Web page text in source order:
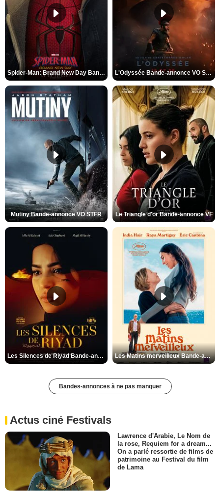
Spider-Man: Brand New Day Bande-annonce VO STFR L'Odyssée Bande-annonce VO STFR
Mutiny Bande-annonce VO STFR Le Triangle d'or Bande-annonce VF
Les Silences de Riyad Bande-annonce VO STFR Les Matins merveilleux Bande-annonce VF
Bandes-annonces à ne pas manquer
Actus ciné Festivals
Lawrence d'Arabie, Le Nom de
la rose, Requiem for a dream...
On a parlé ressortie de films de
patrimoine au Festival du film
de Lama